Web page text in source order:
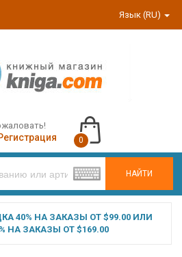
Язык (RU)
НАЙТИ
0
40% НА ЗАКАЗЫ ОТ $99.00 ИЛИ
НА ЗАКАЗЫ ОТ $169.00